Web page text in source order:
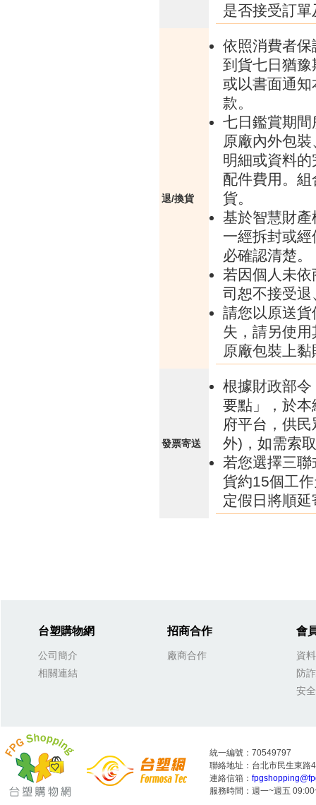
是否接受訂
退/換貨
依照消費者
到貨七日猶
或以書面通
款。
七日鑑賞期
原廠內外包
明細或資料
配件費用。
貨。
基於智慧財
一經拆封或
必確認清楚。
若因個人未
司恕不接受
請您以原送
失，請另使
原廠包裝上
發票寄送
根據財政部
要點」，於
府平台，供
外)，如需索
若您選擇三
貨約15個工
定假日將順延
台塑購物網
公司簡介
相關連結
招商合作
廠商合作
會
資
防
安
統一編號：70549797
聯絡地址：台北市民生東路
連絡信箱：
服務時間：週一~週五